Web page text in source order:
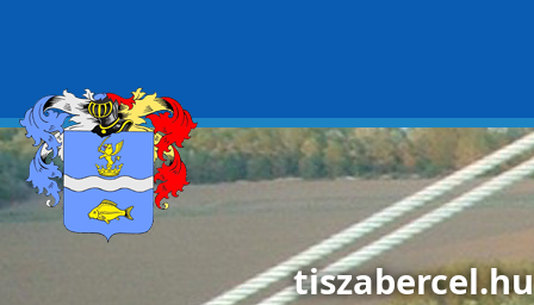
tiszabercel.hu